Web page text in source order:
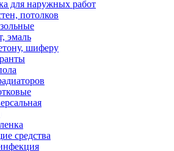
для наружных работ
потолков
эмаль
шиферу
средства